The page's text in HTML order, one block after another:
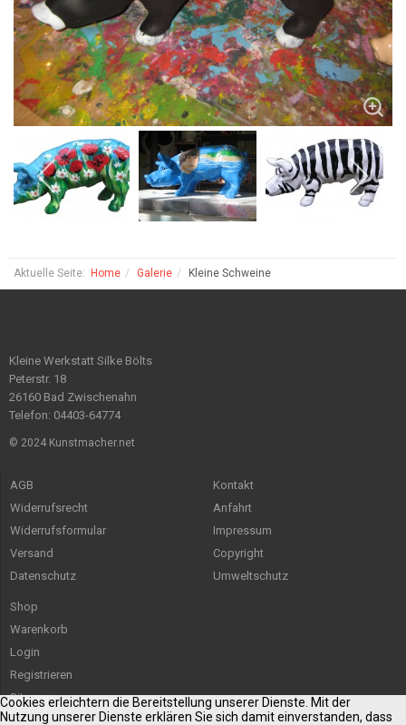
Aktuelle Seite: Home Galerie Kleine Schweine
Kleine Werkstatt Silke Bölts
Peterstr. 18
26160 Bad Zwischenahn
Telefon: 04403-64774
© 2024 Kunstmacher.net
AGB
Widerrufsrecht
Widerrufsformular
Versand
Datenschutz
Kontakt
Anfahrt
Impressum
Copyright
Umweltschutz
Shop
Warenkorb
Login
Registrieren
Sitemap
Cookies erleichtern die Bereitstellung unserer Dienste. Mit der
Nutzung unserer Dienste erklären Sie sich damit einverstanden, dass